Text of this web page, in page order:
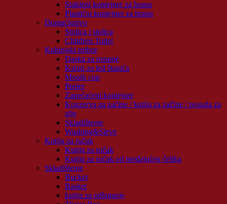
Stakleni kontejner za hranu
Plastični kontejner za hranu
Domaćinstvo
Stolica i stolica
Children Toilet
Kuhinjski pribor
Daska za rezanje
Kalup za led štapića
Mouth cup
Peeler
Zapečaćeni kontejner
Konzerva za začine / kutija za začine / posuda za
ulje
Skladištenje
Washing&Sieve
Kutija za ručak
Kutija za ručak
Kutija za ručak od nerđajućeg čelika
Skladištenje
Bucket
Basket
kutija za odlaganje